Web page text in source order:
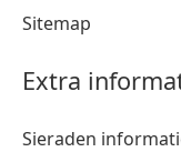
Sitemap
Extra
Sieraden